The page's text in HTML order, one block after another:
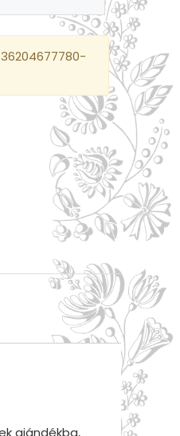
ajándékba,